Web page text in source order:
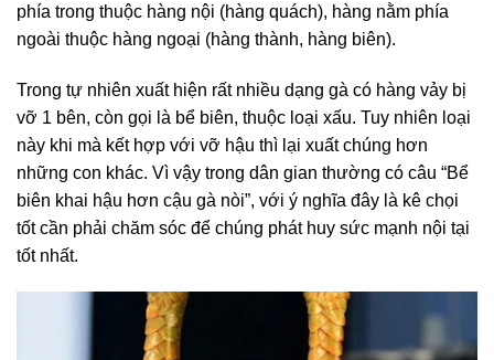
phía trong thuộc hàng nội (hàng quách), hàng nằm phía
ngoài thuộc hàng ngoại (hàng thành, hàng biên).
Trong tự nhiên xuất hiện rất nhiều dạng gà có hàng vảy bị
vỡ 1 bên, còn gọi là bể biên, thuộc loại xấu. Tuy nhiên loại
này khi mà kết hợp với vỡ hậu thì lại xuất chúng hơn
những con khác. Vì vậy trong dân gian thường có câu “Bể
biên khai hậu hơn cậu gà nòi”, với ý nghĩa đây là kê chọi
tốt cần phải chăm sóc để chúng phát huy sức mạnh nội tại
tốt nhất.